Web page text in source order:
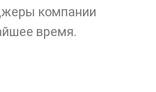
компании
время.